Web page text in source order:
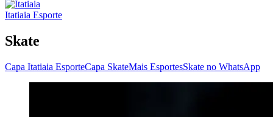
Itatiaia Esporte
Skate
Capa Itatiaia EsporteCapa SkateMais EsportesSkate no WhatsApp